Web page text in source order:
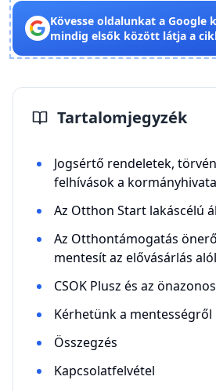
Kövesse oldalunkat a Google
mindig elsők között látja a
Tartalomjegyzék
Jogsértő rendeletek,
felhívások a
Az Otthon Start lakáscélú
Az Otthontámogatás
mentesít az elővásárlás
CSOK Plusz és az
Kérhetünk a mentességről
Összegzés
Kapcsolatfelvétel